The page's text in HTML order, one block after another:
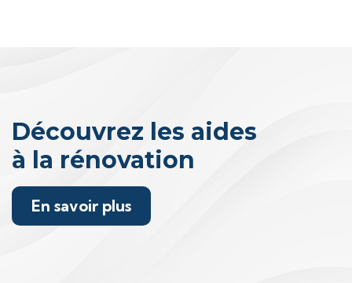
Découvrez les aides
à la rénovation
En savoir plus